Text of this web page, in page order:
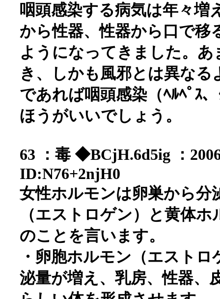
咽頭感染する病気は年々増
から性器、性器から口で移
ようになってきました。
き、しかも風邪とは異なる
であれば咽頭感染（ﾍﾙﾍﾟｽ
ほうがいいでしょう。
63 ：毒 ◆BCjH.6d5ig ：
ID:N76+2njH0
女性ホルモンは卵巣から分
（エストロゲン）と黄体
のことを言います。
・卵胞ホルモン（エスト
泌量が増え、乳房、性器、